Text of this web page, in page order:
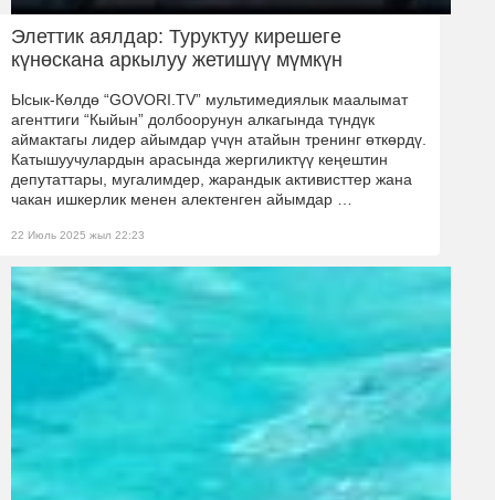
Элеттик аялдар: Туруктуу кирешеге
күнөскана аркылуу жетишүү мүмкүн
Ысык-Көлдө “GOVORI.TV” мультимедиялык маалымат
агенттиги “Кыйын” долбоорунун алкагында түндүк
аймактагы лидер айымдар үчүн атайын тренинг өткөрдү.
Катышуучулардын арасында жергиликтүү кеңештин
депутаттары, мугалимдер, жарандык активисттер жана
чакан ишкерлик менен алектенген айымдар …
22 Июль 2025 жыл 22:23